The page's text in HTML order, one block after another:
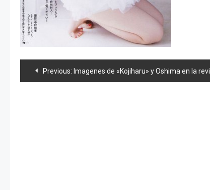
Navegación
Previous: Imagenes de «Kojiharu» y Oshima en la revista «FRIDAY» y news 48